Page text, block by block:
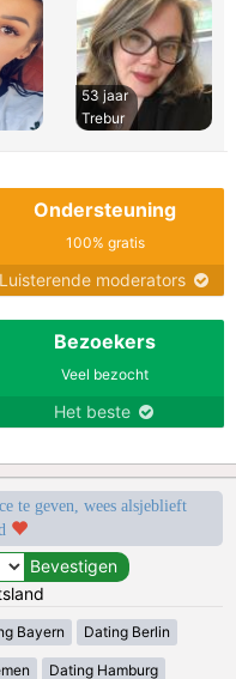
53 jaar
Trebur
Ondersteuning
100% gratis
Luisterende moderators
Bezoekers
Veel bezocht
Het beste
te geven, wees alsjeblieft
Bayern Dating Berlin
Dating Hamburg